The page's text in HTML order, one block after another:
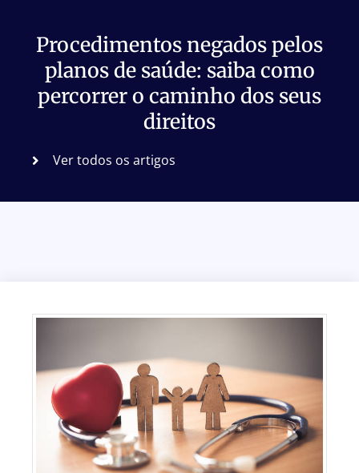
Procedimentos negados pelos
planos de saúde: saiba como
percorrer o caminho dos seus
direitos
Ver todos os artigos